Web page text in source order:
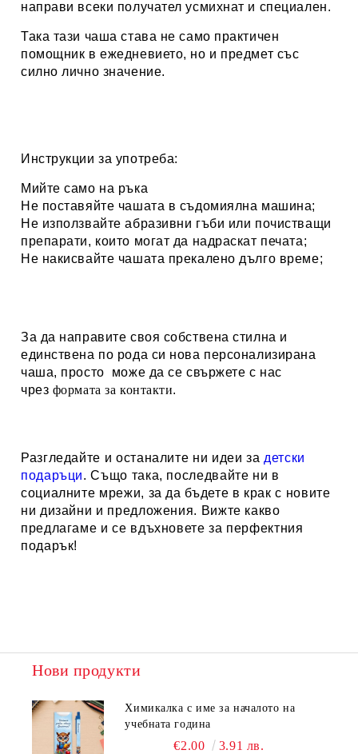
направи всеки получател усмихнат и специален.
Така тази чаша става не само практичен
помощник в ежедневието, но и предмет със
силно лично значение.
Инструкции за употреба:
Мийте само на ръка
Не поставяйте чашата в съдомиялна машина;
Не използвайте абразивни гъби или почистващи
препарати, които могат да надраскат печата;
Не накисвайте чашата прекалено дълго време;
За да направите своя собствена стилна и
единствена по рода си нова персонализирана
чаша, просто може да се свържете с нас
чрез формата за контакти.
Разгледайте и останалите ни идеи за детски
подаръци. Също така, последвайте ни в
социалните мрежи, за да бъдете в крак с новите
ни дизайни и предложения. Вижте какво
предлагаме и се вдъхновете за перфектния
подарък!
Нови продукти
Химикалка с име за началото на
учебната година
€2.00 3.91 лв.